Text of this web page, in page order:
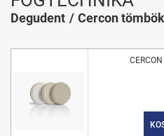
Degudent Cercon tömbök